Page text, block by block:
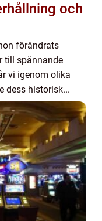
och
förändrats
till spännande
vi igenom olika
dess historisk...